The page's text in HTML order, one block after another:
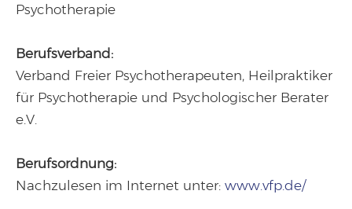
Psychotherapie
Berufsverband:
Verband Freier Psychotherapeuten, Heilpraktiker
für Psychotherapie und Psychologischer Berater
e.V.
Berufsordnung:
Nachzulesen im Internet unter: www.vfp.de/